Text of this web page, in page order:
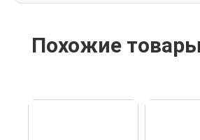
Похожие товары